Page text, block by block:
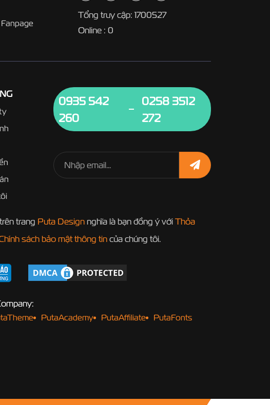
Tổng truy cập: 1700527
Online : 0
0935 542
260
0258 3512
272
trang Puta Designnghĩa là bạn đồng ý với Thỏa
sách bảo mật thông tincủa chúng tôi.
PutaAcademy PutaAffiliate PutaFonts